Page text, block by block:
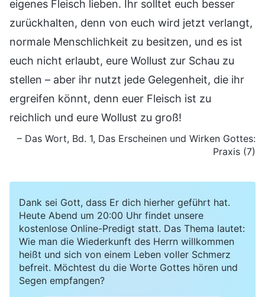
eigenes Fleisch lieben. Ihr solltet euch besser
zurückhalten, denn von euch wird jetzt verlangt,
normale Menschlichkeit zu besitzen, und es ist
euch nicht erlaubt, eure Wollust zur Schau zu
stellen – aber ihr nutzt jede Gelegenheit, die ihr
ergreifen könnt, denn euer Fleisch ist zu
reichlich und eure Wollust zu groß!
– Das Wort, Bd. 1, Das Erscheinen und Wirken Gottes:
Praxis (7)
Dank sei Gott, dass Er dich hierher geführt hat.
Heute Abend um 20:00 Uhr findet unsere
kostenlose Online-Predigt statt. Das Thema lautet:
Wie man die Wiederkunft des Herrn willkommen
heißt und sich von einem Leben voller Schmerz
befreit. Möchtest du die Worte Gottes hören und
Segen empfangen?